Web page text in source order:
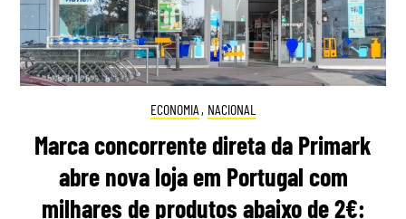
ECONOMIA , NACIONAL
Marca concorrente direta da Primark
abre nova loja em Portugal com
milhares de produtos abaixo de 2€: